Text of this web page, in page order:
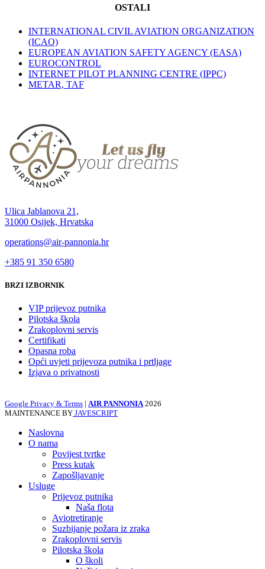
OSTALI
INTERNATIONAL CIVIL AVIATION ORGANIZATION
(ICAO)
EUROPEAN AVIATION SAFETY AGENCY (EASA)
EUROCONTROL
INTERNET PILOT PLANNING CENTRE (IPPC)
METAR, TAF
Ulica Jablanova 21,
31000 Osijek, Hrvatska
operations@air-pannonia.hr
+385 91 350 6580
BRZI IZBORNIK
VIP prijevoz putnika
Pilotska škola
Zrakoplovni servis
Certifikati
Opasna roba
Opći uvjeti prijevoza putnika i prtljage
Izjava o privatnosti
Google Privacy & Terms | AIR PANNONIA 2026
MAINTENANCE BY JAVESCRIPT
Naslovna
O nama
Povijest tvrtke
Press kutak
Zapošljavanje
Usluge
Prijevoz putnika
Naša flota
Aviotretiranje
Suzbijanje požara iz zraka
Zrakoplovni servis
Pilotska škola
O školi